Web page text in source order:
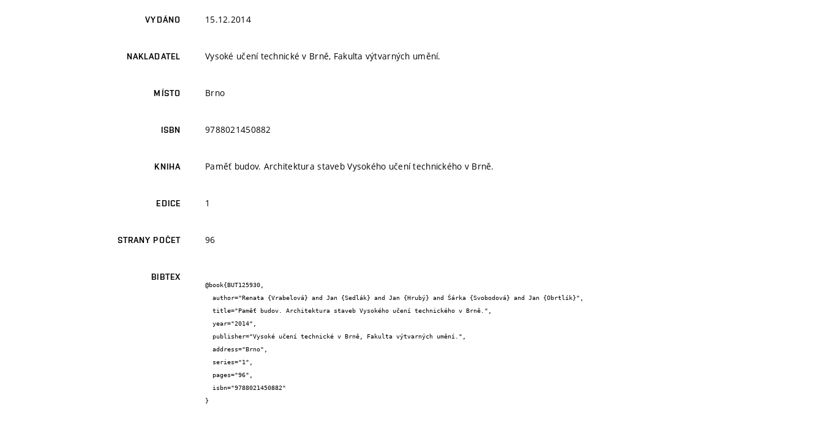
VYDÁNO 15.12.2014
NAKLADATEL Vysoké učení technické v Brně, Fakulta výtvarných umění.
MÍSTO Brno
ISBN 9788021450882
KNIHA Paměť budov. Architektura staveb Vysokého učení technického v Brně.
EDICE 1
STRANY POČET 96
BIBTEX
@book{BUT125930,
}